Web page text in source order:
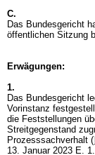
C.
Das Bundesgericht
öffentlichen Sitzung
Erwägungen:
1.
Das Bundesgericht
Vorinstanz
die Feststellungen
Streitgegenstand
Prozesssachverhalt (
13. Januar 2023 E.